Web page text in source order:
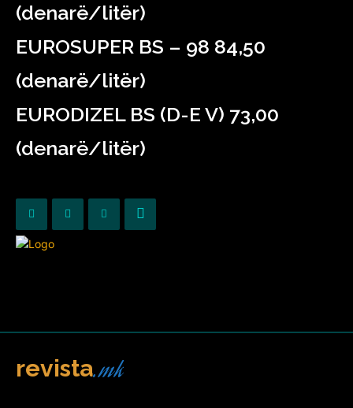
(denarë/litër)
EUROSUPER BS – 98 84,50
(denarë/litër)
EURODIZEL BS (D-E V) 73,00
(denarë/litër)
revista.mk